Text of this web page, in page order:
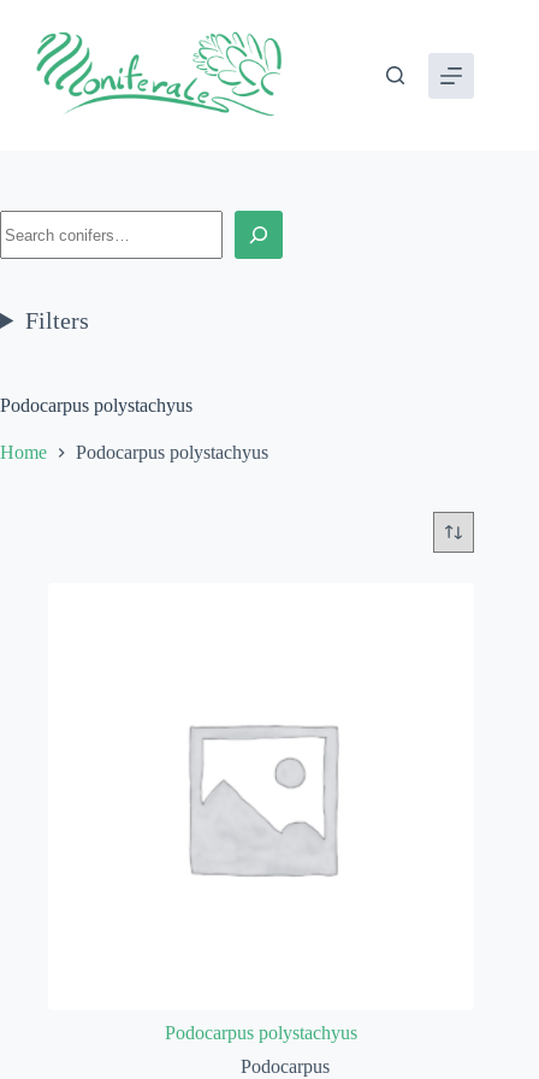
content
Podocarpus polystachyus
Home Podocarpus polystachyus
Podocarpus polystachyus
Podocarpus
Filters